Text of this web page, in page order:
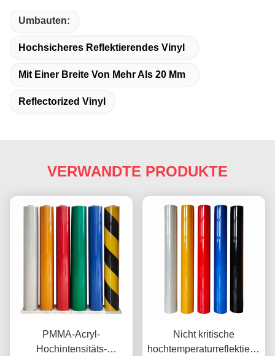
Umbauten:
Hochsicheres Reflektierendes Vinyl
Mit Einer Breite Von Mehr Als 20 Mm
Reflectorized Vinyl
VERWANDTE PRODUKTE
PMMA-Acryl-
Hochintensitäts-
Nicht kritische
hochtemperaturreflektierende